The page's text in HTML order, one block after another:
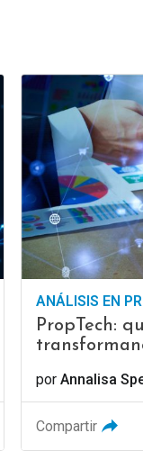
ANÁLISIS EN
PropTech:
porAnnalisa
Compartir